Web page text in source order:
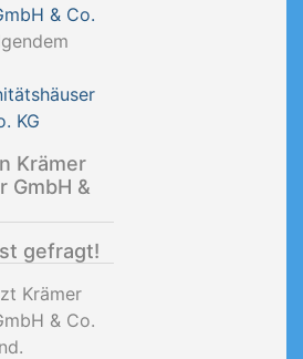
& Co.
KG
Krämer
GmbH &
gefragt!
Krämer
& Co.